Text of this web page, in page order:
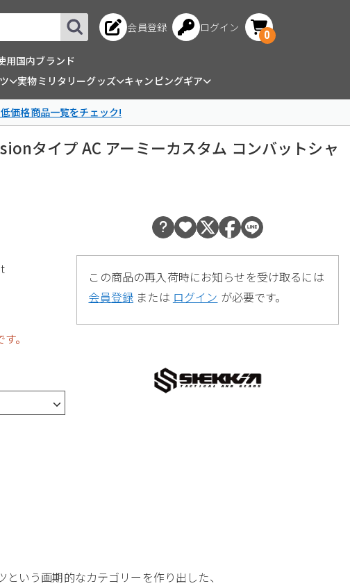
会員登録 ログイン
0
用国内ブランド
実物ミリタリーグッズ キャンピングギア
価格商品一覧をチェック!
タイプ AC アーミーカスタム コンバットシャ
。
この商品の再入荷時にお知らせを受け取るには
会員登録 または ログイン が必要です。
いう画期的なカテゴリーを作り出した、